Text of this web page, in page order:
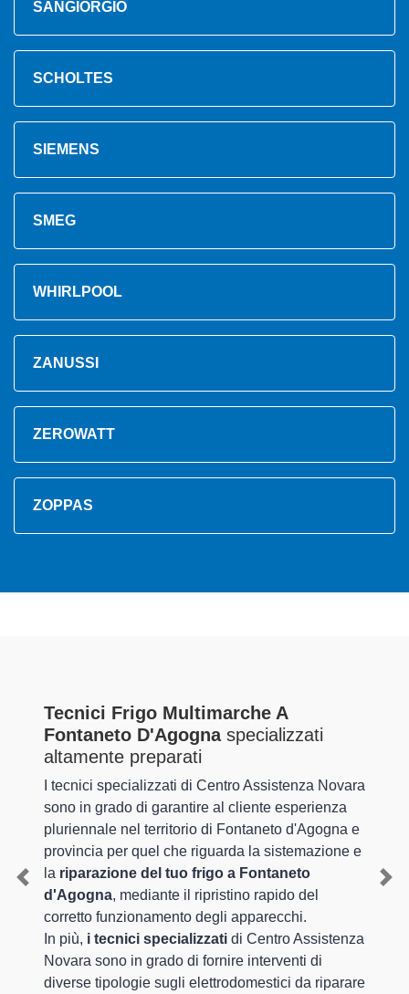
SANGIORGIO
SCHOLTES
SIEMENS
SMEG
WHIRLPOOL
ZANUSSI
ZEROWATT
ZOPPAS
Tecnici Frigo Multimarche A
Fontaneto D'Agognaspecializzati
altamente preparati
I tecnici specializzati di Centro Assistenza Novara
sono in grado di garantire al cliente esperienza
pluriennale nel territorio di Fontaneto d'Agogna e
provincia per quel che riguarda la sistemazione e
la riparazione del tuo frigo a Fontaneto
d'Agogna, mediante il ripristino rapido del
corretto funzionamento degli apparecchi.
In più, i tecnici specializzati di Centro Assistenza
Novara sono in grado di fornire interventi di
diverse tipologie sugli elettrodomestici da riparare
Previous